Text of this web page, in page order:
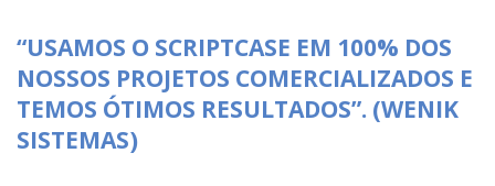
“USAMOS O SCRIPTCASE EM 100% DOS
NOSSOS PROJETOS COMERCIALIZADOS E
TEMOS ÓTIMOS RESULTADOS”. (WENIK
SISTEMAS)